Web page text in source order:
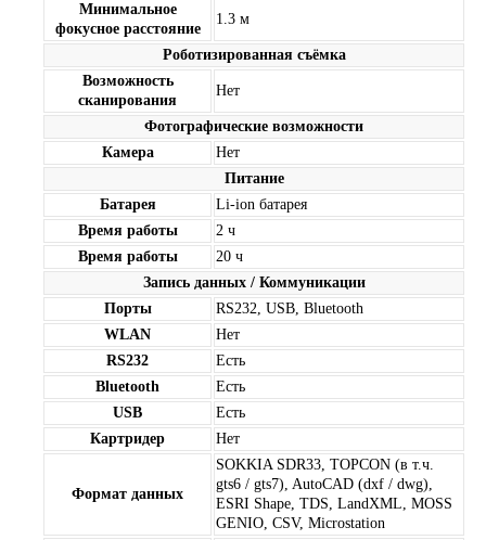
Минимальное
фокусное расстояние
1.3 м
Роботизированная съёмка
Возможность
сканирования
Нет
Фотографические возможности
Камера
Нет
Питание
Батарея
Li-ion батарея
Время работы
2 ч
Время работы
20 ч
Запись данных / Коммуникации
Порты
RS232, USB, Bluetooth
WLAN
Нет
RS232
Есть
Bluetooth
Есть
USB
Есть
Картридер
Нет
Формат данных
SOKKIA SDR33, TOPCON (в т.ч.
gts6 / gts7), AutoCAD (dxf / dwg),
ESRI Shape, TDS, LandXML, MOSS
GENIO, CSV, Microstation